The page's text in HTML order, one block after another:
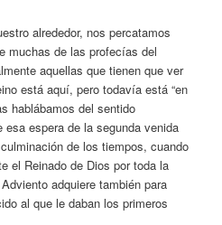
alrededor, nos percatamos
muchas de las profecías del
aquellas que tienen que ver
está aquí, pero todavía está “en
hablábamos del sentido
espera de la segunda venida
de los tiempos, cuando
el Reinado de Dios por toda la
adquiere también para
al que le daban los primeros